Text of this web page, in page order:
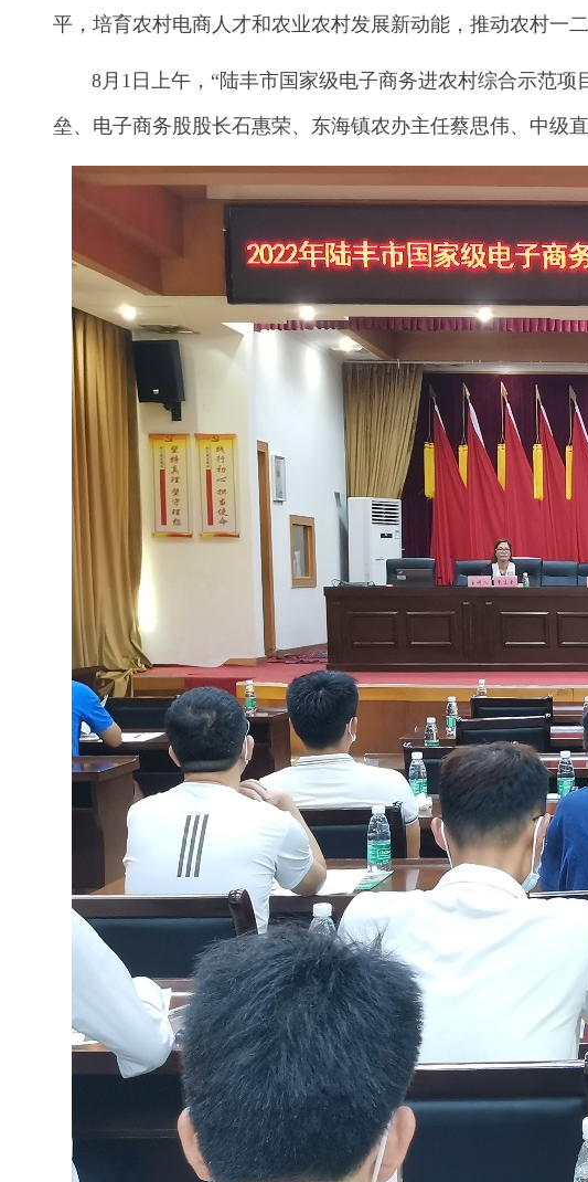
平，培育农村电商人才和农业农村发展新动能，推动农村一
8月1日上午，“陆丰市国家级电子商务进农村综合示范项
垒、电子商务股股长石惠荣、东海镇农办主任蔡思伟、中级